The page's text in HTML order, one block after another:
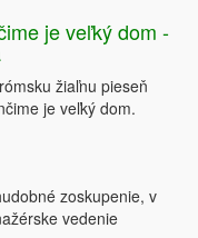
je veľký dom -
žiaľnu pieseň
je veľký dom.
zoskupenie, v
vedenie